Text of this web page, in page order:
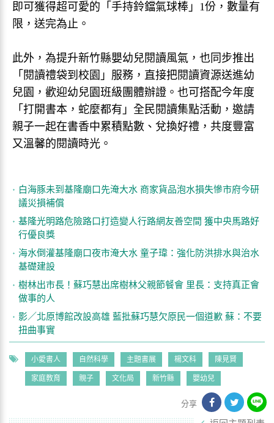
即可獲得超可愛的「手持鈴鐺氣球棒」1份，數量有
限，送完為止。
此外，為提升新竹縣嬰幼兒閱讀風氣，也同步推出
「閱讀禮袋到校園」服務，直接把閱讀資源送進幼
兒園，歡迎幼兒園班級團體辦證。也可搭配今年度
「打開書本，蛇麼都有」全民閱讀集點活動，邀請
親子一起在書香中累積點數、兌換好禮，共度豐富
又溫馨的閱讀時光。
白海豚未到基隆廟口先淹大水 商家貨品泡水損失慘市府今研
議災損補償
基隆光明路危險路口打造變人行路網友善空間 獲中央馬路好
行優良獎
海水倒灌基隆廟口夜市淹大水 童子瑋：強化防洪排水與治水
基礎建設
樹林出市長！蘇巧慧出席樹林父親節餐會 里長：支持真正會
做事的人
影／北原博館改設高雄 藍批蘇巧慧欠原民一個道歉 蘇：不要
扭曲事實
小愛書人 自然科學 主題書展 楊文科 陳見賢
家庭教育 親子 文化局 新竹縣 嬰幼兒
分享